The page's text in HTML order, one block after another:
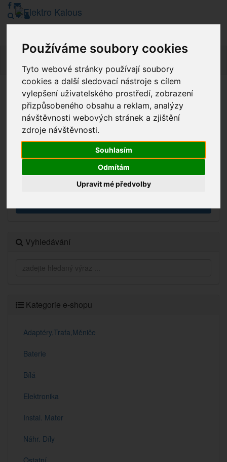
Používáme soubory cookies
Tyto webové stránky používají soubory
cookies a další sledovací nástroje s cílem
vylepšení uživatelského prostředí, zobrazení
přizpůsobeného obsahu a reklam, analýzy
návštěvnosti webových stránek a zjištění
zdroje návštěvnosti.
Souhlasím
Odmítám
Upravit mé předvolby
Vážení zákazníci, v tuto chvíli je Náš internetový obchod v
režimu Katalogu. Objednávky on-line nyní nelze vyřídit.
Děkujeme za pochopení.
Výprodej
Vyhledávání
Kategorie e-shopu
Adaptéry,Trafa,Měniče
Baterie
Bílá
Elektronika
Instal. Mater
Náhr. Díly
Ostatní